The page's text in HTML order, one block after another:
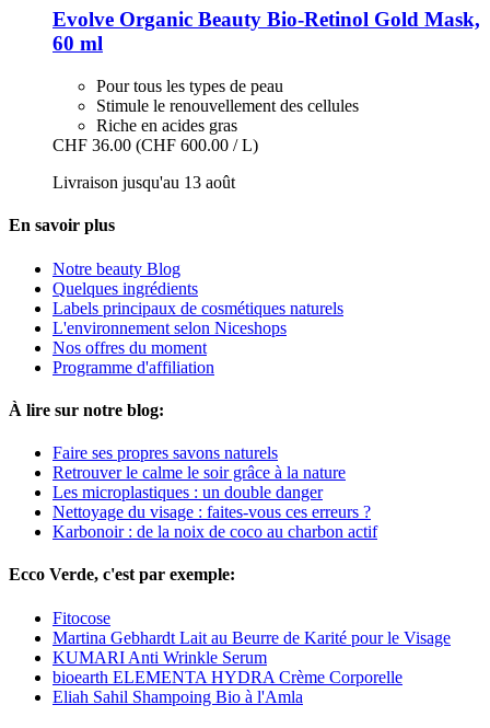
Evolve Organic Beauty Bio-​Retinol Gold Mask,
60 ml
Pour tous les types de peau
Stimule le renouvellement des cellules
Riche en acides gras
CHF 36.00 (CHF 600.00 / L)
Livraison jusqu'au 13 août
En savoir plus
Notre beauty Blog
Quelques ingrédients
Labels principaux de cosmétiques naturels
L'environnement selon Niceshops
Nos offres du moment
Programme d'affiliation
À lire sur notre blog:
Faire ses propres savons naturels
Retrouver le calme le soir grâce à la nature
Les microplastiques : un double danger
Nettoyage du visage : faites-vous ces erreurs ?
Karbonoir : de la noix de coco au charbon actif
Ecco Verde, c'est par exemple:
Fitocose
Martina Gebhardt Lait au Beurre de Karité pour le Visage
KUMARI Anti Wrinkle Serum
bioearth ELEMENTA HYDRA Crème Corporelle
Eliah Sahil Shampoing Bio à l'Amla